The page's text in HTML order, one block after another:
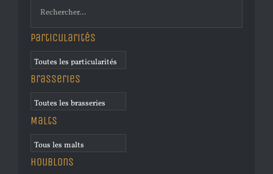
Particularités
Brasseries
Malts
Houblons